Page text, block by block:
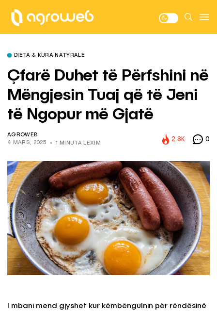
DIETA & KURA NATYRALE
Çfarë Duhet të Përfshini në
Mëngjesin Tuaj që të Jeni
të Ngopur më Gjatë
AGROWEB
4 MARS, 2025
1 MINUTA LEXIM
2.8K 0
I mbani mend gjyshet kur këmbëngulnin për rëndësinë